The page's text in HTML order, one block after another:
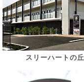
スリーハートの丘